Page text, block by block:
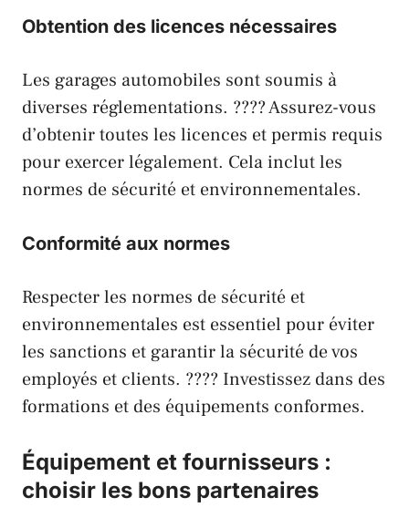
Obtention des licences nécessaires
Les garages automobiles sont soumis à
diverses réglementations. ???? Assurez-vous
d’obtenir toutes les licences et permis requis
pour exercer légalement. Cela inclut les
normes de sécurité et environnementales.
Conformité aux normes
Respecter les normes de sécurité et
environnementales est essentiel pour éviter
les sanctions et garantir la sécurité de vos
employés et clients. ???? Investissez dans des
formations et des équipements conformes.
Équipement et fournisseurs :
choisir les bons partenaires